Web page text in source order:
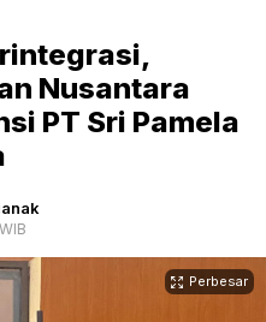
Nusantara
PT Sri Pamela
Perbesar